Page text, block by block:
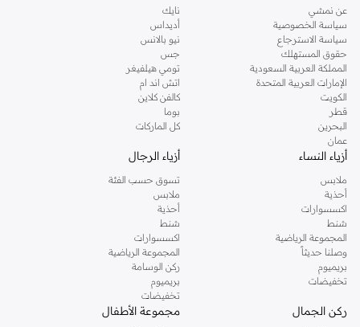
عن نمشي
سياسة الخصوصية
سياسة الاسترجاع
حقوق المستهلك
المملكة العربية السعودية
الإمارات العربية المتحدة
الكويت
قطر
البحرين
عمان
نايك
أديداس
نيو بالانس
جس
تومي هيلفيغر
اتش اند ام
كالفن كلاين
بوما
كل الماركات
أزياء النساء
ملابس
أحذية
اكسسوارات
شنط
المجموعة الرياضية
وصلنا حديثاً
بريميوم
تخفيضات
أزياء الرجال
تسوق حسب الفئة
ملابس
أحذية
شنط
اكسسوارات
المجموعة الرياضية
ركن الوسامة
بريميوم
تخفيضات
ركن الجمال مجموعة الأطفال